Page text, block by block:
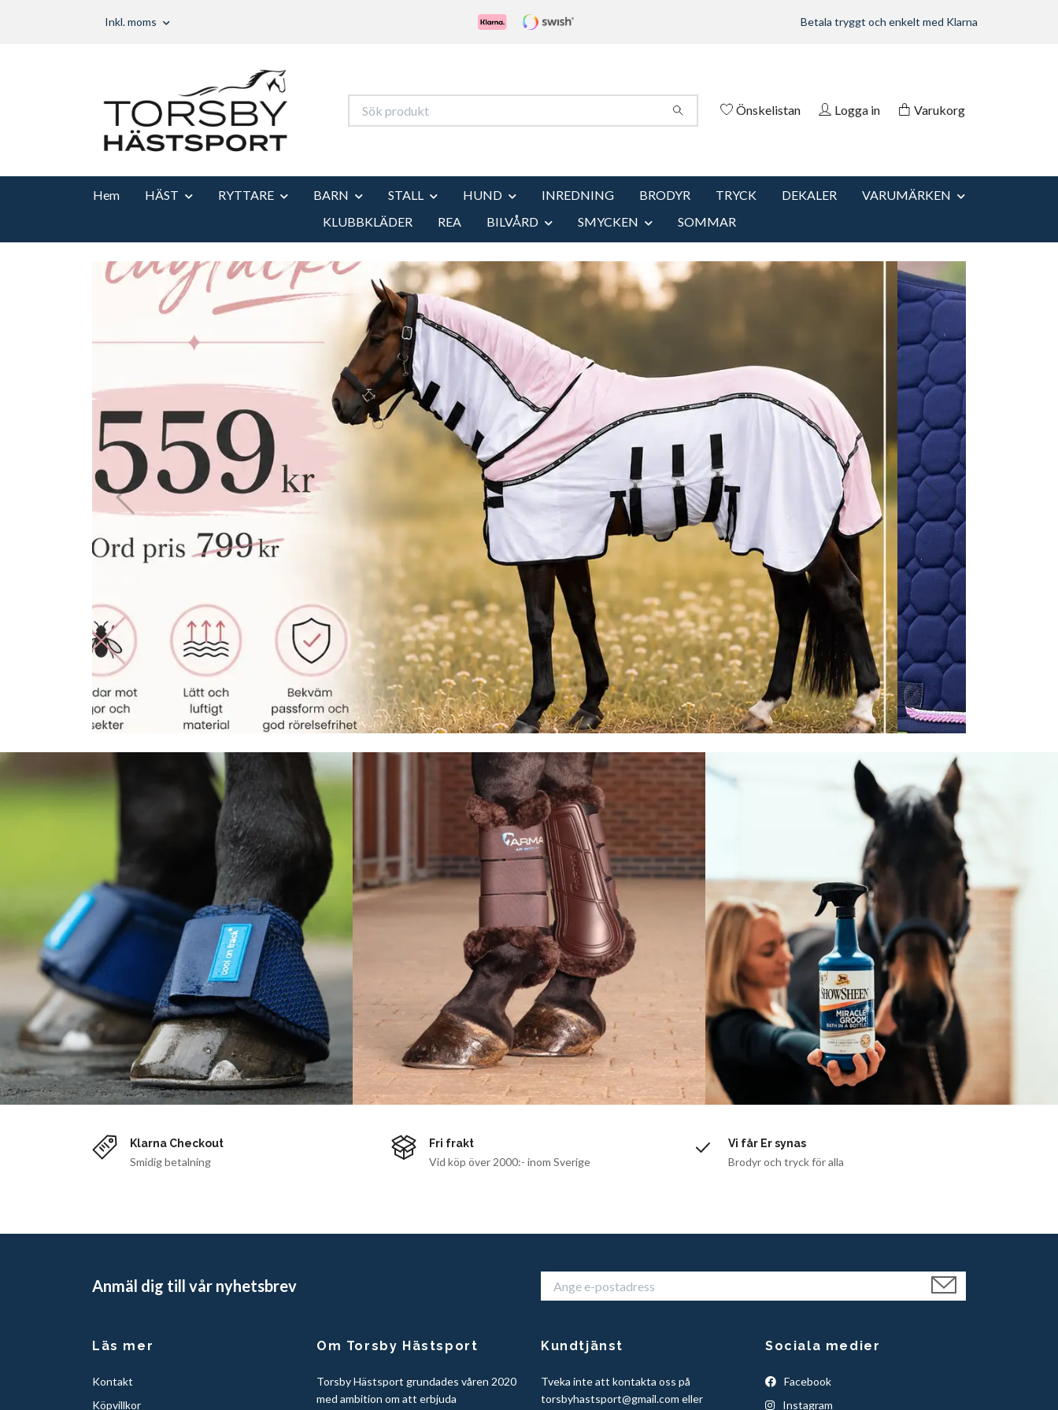
Inkl. moms Betala tryggt och enkelt med Klarna
Önskelistan Logga in Varukorg
Hem HÄST RYTTARE BARN STALL HUND INREDNING BRODYR TRYCK DEKALER
VARUMÄRKEN
KLUBBKLÄDER
REA BILVÅRD SMYCKEN SOMMAR
Klarna Checkout
Smidig betalning
Fri frakt
Vid köp över 2000:- inom Sverige
Vi får Er synas
Brodyr och tryck för alla
Anmäl dig till vår nyhetsbrev
Läs mer
Kontakt
Köpvillkor
Om Torsby Hästsport
Torsby Hästsport grundades våren 2020
med ambition om att erbjuda
Kundtjänst
Tveka inte att kontakta oss på
torsbyhastsport@gmail.com eller
Sociala medier
Facebook
Instagram